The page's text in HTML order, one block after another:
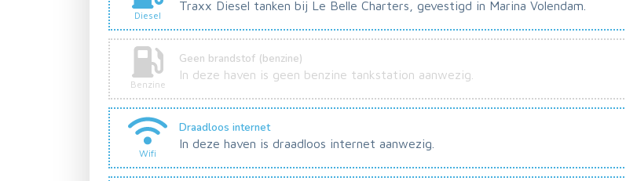
Diesel
Traxx Diesel tanken bij Le Belle Charters, gevestigd in Marina Volendam.
Benzine
Geen brandstof (benzine)
In deze haven is geen benzine tankstation aanwezig.
Wifi
Draadloos internet
In deze haven is draadloos internet aanwezig.